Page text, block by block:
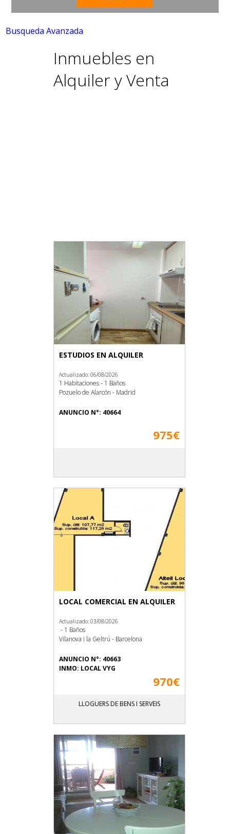
Busqueda Avanzada
Inmuebles en
Alquiler y Venta
ESTUDIOS EN ALQUILER
Actualizado: 06/08/2026
1 Habitaciones - 1 Baños
Pozuelo de Alarcón - Madrid
ANUNCIO N°: 40664
975€
LOCAL COMERCIAL EN ALQUILER
Actualizado: 03/08/2026
- 1 Baños
Vilanova i la Geltrú - Barcelona
ANUNCIO N°: 40663
INMO: LOCAL VYG
970€
LLOGUERS DE BENS I SERVEIS